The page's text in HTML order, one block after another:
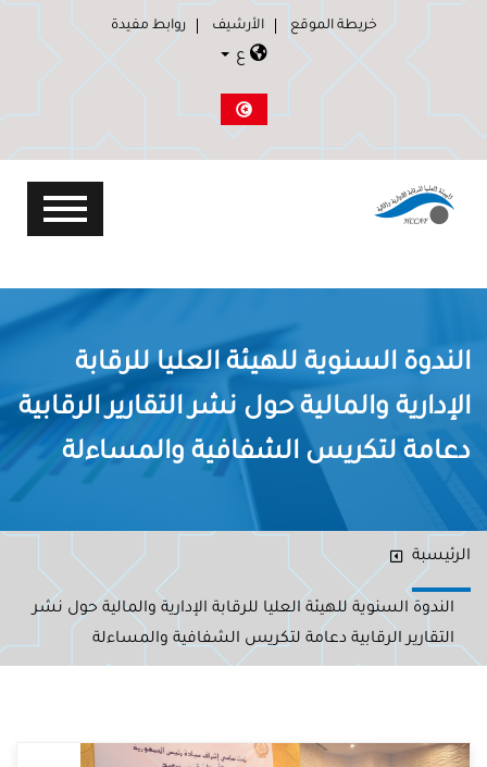
خريطة الموقع الأرشيف روابط مفيدة
ع
الندوة السنوية للهيئة العليا للرقابة
الإدارية والمالية حول نشر التقارير الرقابية
دعامة لتكريس الشفافية والمساءلة
الرئيسبة
الندوة السنوية للهيئة العليا للرقابة الإدارية والمالية حول نشر
التقارير الرقابية دعامة لتكريس الشفافية والمساءلة